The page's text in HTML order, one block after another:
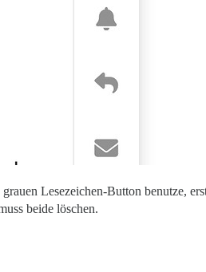
Lesezeichen-Button benutze,
beide löschen.